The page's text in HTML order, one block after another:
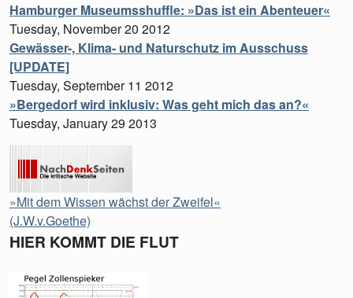
Hamburger Museumsshuffle: »Das ist ein Abenteuer«
Tuesday, November 20 2012
Gewässer-, Klima- und Naturschutz im Ausschuss
[UPDATE]
Tuesday, September 11 2012
»Bergedorf wird inklusiv: Was geht mich das an?«
Tuesday, January 29 2013
»Mit dem Wissen wächst der Zweifel«
(J.W.v.Goethe)
HIER KOMMT DIE FLUT